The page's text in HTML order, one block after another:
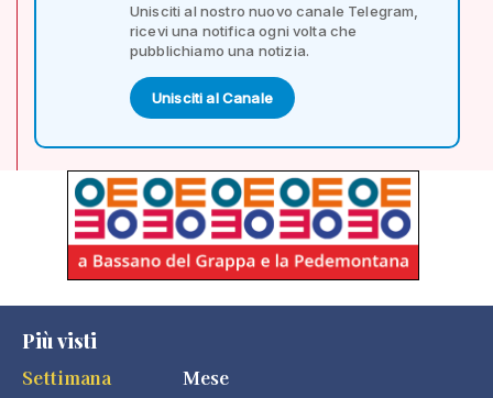
Unisciti al nostro nuovo canale Telegram,
ricevi una notifica ogni volta che
pubblichiamo una notizia.
Unisciti al Canale
Più visti
Settimana
Mese